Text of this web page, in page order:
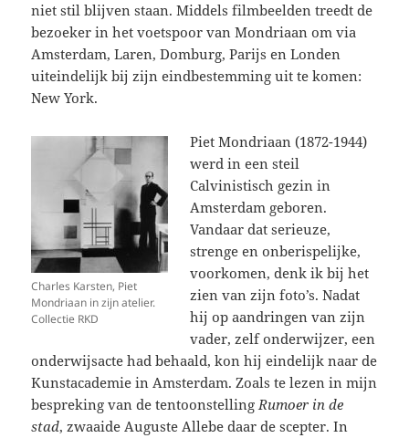
niet stil blijven staan. Middels filmbeelden treedt de
bezoeker in het voetspoor van Mondriaan om via
Amsterdam, Laren, Domburg, Parijs en Londen
uiteindelijk bij zijn eindbestemming uit te komen:
New York.
Charles Karsten, Piet
Mondriaan in zijn atelier.
Collectie RKD
Piet Mondriaan (1872-1944)
werd in een steil
Calvinistisch gezin in
Amsterdam geboren.
Vandaar dat serieuze,
strenge en onberispelijke,
voorkomen, denk ik bij het
zien van zijn foto’s. Nadat
hij op aandringen van zijn
vader, zelf onderwijzer, een
onderwijsacte had behaald, kon hij eindelijk naar de
Kunstacademie in Amsterdam. Zoals te lezen in mijn
bespreking van de tentoonstellingRumoer in de
stad, zwaaide Auguste Allebe daar de scepter. In